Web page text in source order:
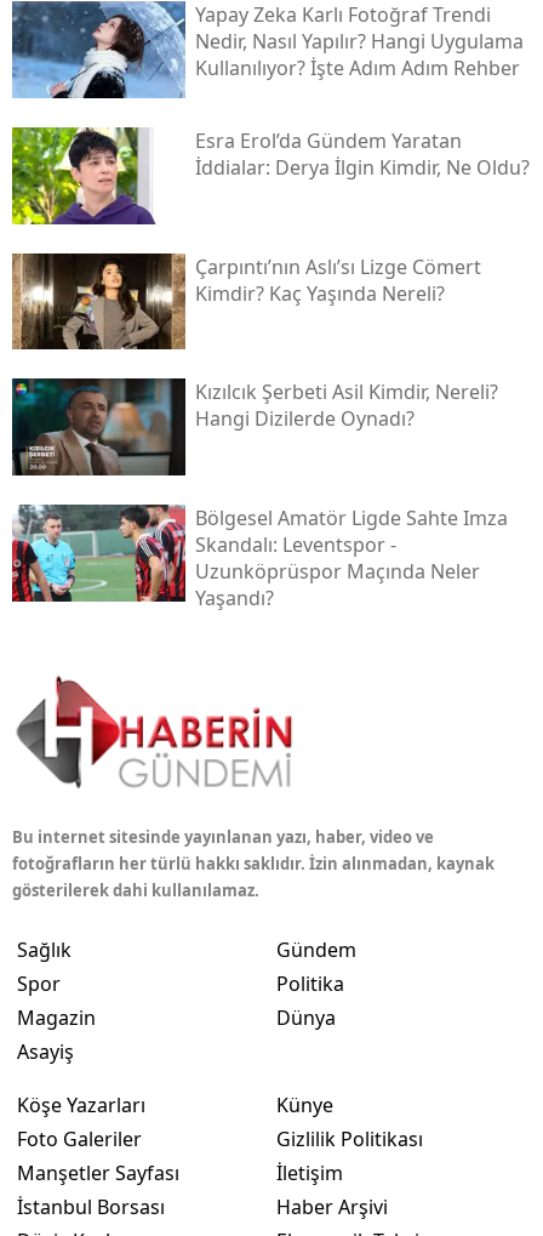
Yapay Zeka Karlı Fotoğraf Trendi
Nedir, Nasıl Yapılır? Hangi Uygulama
Kullanılıyor? İşte Adım Adım Rehber
Esra Erol’da Gündem Yaratan
İddialar: Derya İlgin Kimdir, Ne Oldu?
Çarpıntı’nın Aslı’sı Lizge Cömert
Kimdir? Kaç Yaşında Nereli?
Kızılcık Şerbeti Asil Kimdir, Nereli?
Hangi Dizilerde Oynadı?
Bölgesel Amatör Ligde Sahte Imza
Skandalı: Leventspor -
Uzunköprüspor Maçında Neler
Yaşandı?
Bu internet sitesinde yayınlanan yazı, haber, video ve
fotoğrafların her türlü hakkı saklıdır. İzin alınmadan, kaynak
gösterilerek dahi kullanılamaz.
Sağlık
Spor
Magazin
Asayiş
Gündem
Politika
Dünya
Köşe Yazarları
Foto Galeriler
Manşetler Sayfası
İstanbul Borsası
Künye
Gizlilik Politikası
İletişim
Haber Arşivi